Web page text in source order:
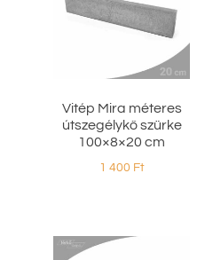
Vitép Mira méteres
útszegélykő szürke
100×8×20 cm
1 400 Ft